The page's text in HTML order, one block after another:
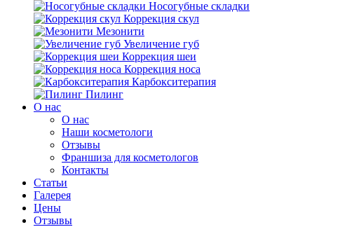
Носогубные складки
Коррекция скул
Мезонити
Увеличение губ
Коррекция шеи
Коррекция носа
Карбокситерапия
Пилинг
O нас
O нас
Наши косметологи
Отзывы
Франшиза для косметологов
Контакты
Статьи
Галерея
Цены
Отзывы